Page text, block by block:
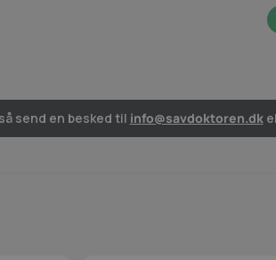
send en besked til info@savdoktoren.dk